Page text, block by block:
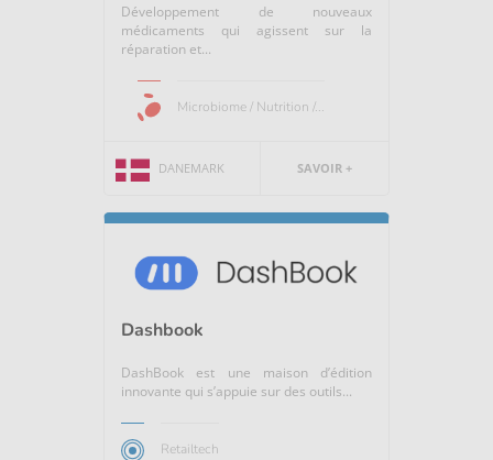
Développement de nouveaux
médicaments qui agissent sur la
réparation et...
Microbiome / Nutrition /...
DANEMARK SAVOIR +
Dashbook
DashBook est une maison d’édition
innovante qui s’appuie sur des outils...
Retailtech